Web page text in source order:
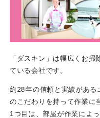
「ダスキン」は幅広くお
ている会社です。
約28年の信頼と実績がある
のこだわりを持って作業に
1つ目は、部屋が作業によ